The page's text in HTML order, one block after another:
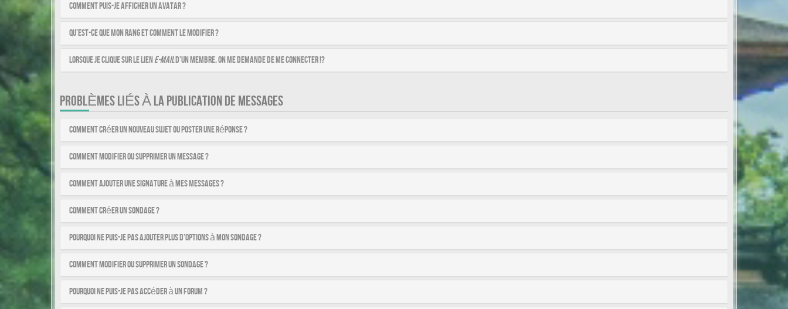
Comment puis-je afficher un avatar ?
Qu’est-ce que mon rang et comment le modifier ?
Lorsque je clique sur le liene-maild’un membre, on me demande de me connecter !?
PROBLÈMES LIÉS À LA PUBLICATION DE MESSAGES
Comment créer un nouveau sujet ou poster une réponse ?
Comment modifier ou supprimer un message ?
Comment ajouter une signature à mes messages ?
Comment créer un sondage ?
Pourquoi ne puis-je pas ajouter plus d’options à mon sondage ?
Comment modifier ou supprimer un sondage ?
Pourquoi ne puis-je pas accéder à un forum ?